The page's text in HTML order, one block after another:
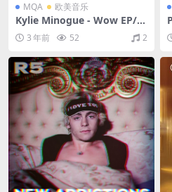
MQA 欧美音乐
Kylie Minogue - Wow EP/W
ow EP (Remixes)（2008/FL
AC/EP分轨/262M）(MQA/16
bit/44.1kHz)
3 年前 52 2